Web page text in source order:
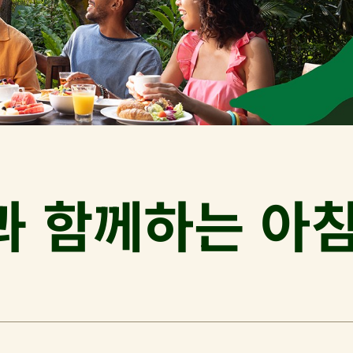
함께하는 아